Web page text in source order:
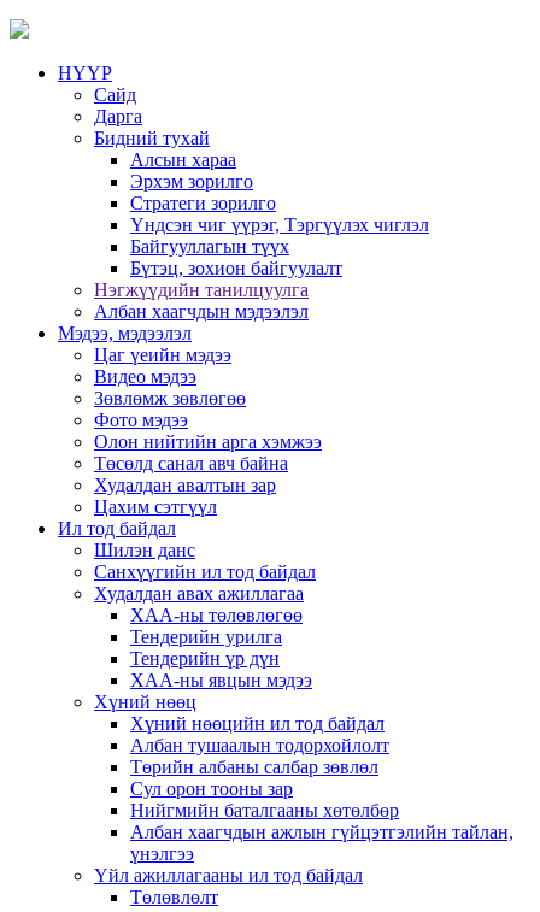
НҮҮР
Сайд
Дарга
Бидний тухай
Алсын хараа
Эрхэм зорилго
Стратеги зорилго
Үндсэн чиг үүрэг, Тэргүүлэх чиглэл
Байгууллагын түүх
Бүтэц, зохион байгуулалт
Нэгжүүдийн танилцуулга
Албан хаагчдын мэдээлэл
Мэдээ, мэдээлэл
Цаг үеийн мэдээ
Видео мэдээ
Зөвлөмж зөвлөгөө
Фото мэдээ
Олон нийтийн арга хэмжээ
Төсөлд санал авч байна
Худалдан авалтын зар
Цахим сэтгүүл
Ил тод байдал
Шилэн данс
Санхүүгийн ил тод байдал
Худалдан авах ажиллагаа
ХАА-ны төлөвлөгөө
Тендерийн урилга
Тендерийн үр дүн
ХАА-ны явцын мэдээ
Хүний нөөц
Хүний нөөцийн ил тод байдал
Албан тушаалын тодорхойлолт
Төрийн албаны салбар зөвлөл
Сул орон тооны зар
Нийгмийн баталгааны хөтөлбөр
Албан хаагчдын ажлын гүйцэтгэлийн тайлан,
үнэлгээ
Үйл ажиллагааны ил тод байдал
Төлөвлөлт